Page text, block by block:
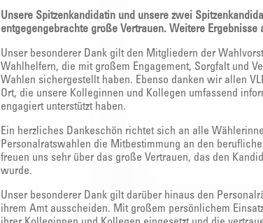
Unsere Spitzenkandidatin und unsere zwei
entgegengebrachte große Vertrauen. Weitere Ergebnisse
Unser besonderer Dank gilt den Mitgliedern der
Wahlhelfern, die mit großem Engagement, Sorgfalt und
Wahlen sichergestellt haben. Ebenso danken wir allen
Ort, die unsere Kolleginnen und Kollegen umfassend
engagiert unterstützt haben.
Ein herzliches Dankeschön richtet sich an alle
Personalratswahlen die Mitbestimmung an den
freuen uns sehr über das große Vertrauen, das den
wurde.
Unser besonderer Dank gilt darüber hinaus den
ihrem Amt ausscheiden. Mit großem persönlichem